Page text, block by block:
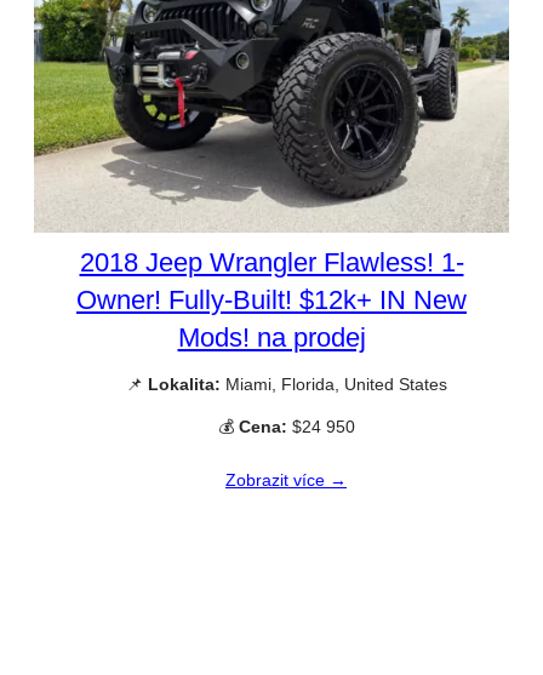
2018 Jeep Wrangler Flawless! 1-
Owner! Fully-Built! $12k+ IN New
Mods! na prodej
📌 Lokalita: Miami, Florida, United States
💰 Cena: $24 950
Zobrazit více →